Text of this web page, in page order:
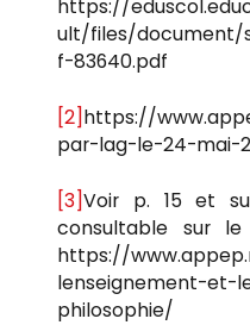
https://
ult/files/document/
f-83640.pdf
[2]https://
par-lag-le-24-mai-
[3]Voir p. 15 et
consultable sur
https://
lenseignement-et-
philosophie/